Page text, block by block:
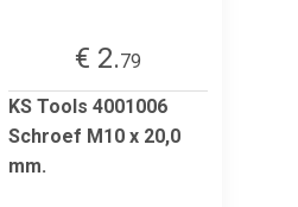
€ 2.79
KS Tools 4001006
Schroef M10 x 20,0
mm.